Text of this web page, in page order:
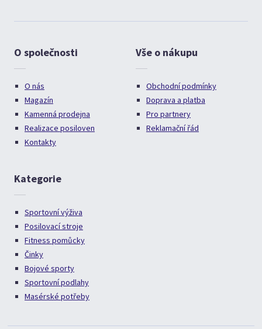
O společnosti
O nás
Magazín
Kamenná prodejna
Realizace posiloven
Kontakty
Vše o nákupu
Obchodní podmínky
Doprava a platba
Pro partnery
Reklamační řád
Kategorie
Sportovní výživa
Posilovací stroje
Fitness pomůcky
Činky
Bojové sporty
Sportovní podlahy
Masérské potřeby